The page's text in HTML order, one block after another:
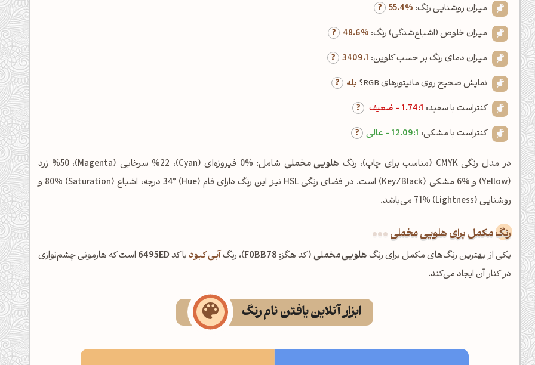
میزان روشنایی رنگ: 55.4%
میزان خلوص (اشباع‌شدگی) رنگ: 48.6%
میزان دمای رنگ بر حسب کلوین: 3409.1
نمایش صحیح روی مانیتورهای RGB؟
بله
کنتراست با سفید: 1.74:1 - ضعیف
کنتراست با مشکی: 12.09:1 - عالی
در مدل رنگی CMYK (مناسب برای چاپ)، رنگ هلویی مخملی
شامل: %0 فیروزه‌ای (Cyan)، %22 سرخابی (Magenta)، %50 زرد
(Yellow) و %6 مشکی (Key/Black) است. در فضای رنگی HSL نیز این رنگ دارای فام (Hue) 34° درجه، اشباع (Saturation) 80% و
روشنایی (Lightness) 71% می‌باشد.
رنگ مکمل برای هلویی مخملی
یکی از بهترین رنگ‌های مکمل برای رنگهلویی مخملی(کد هگز:F0BB78)، رنگآبی کبودبا کد6495EDاست که هارمونی چشم‌نوازی
در کنار آن ایجاد می‌کند.
ابزار آنلاین یافتن نام رنگ